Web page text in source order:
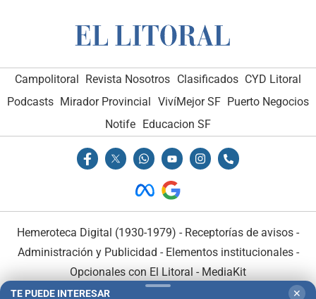
Campolitoral Revista Nosotros Clasificados CYD Litoral
Podcasts Mirador Provincial VivíMejor SF Puerto Negocios
Notife
Educacion SF
Hemeroteca Digital (1930-1979) - Receptorías de avisos -
Administración y Publicidad - Elementos institucionales-
Opcionales con El Litoral - MediaKit
TE PUEDE INTERESAR ✕